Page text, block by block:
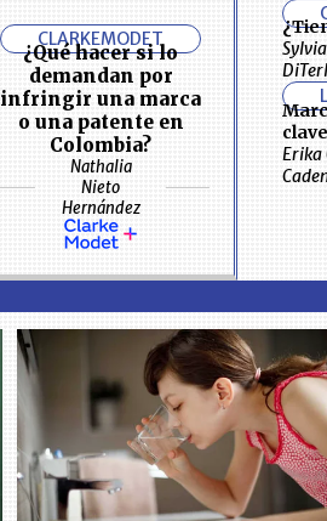
CLARKEMODET
¿Qué hacer si lo
demandan por
infringir una marca
o una patente en
Colombia?
Nathalia
Nieto
Hernández
Sylvia
clave
Erika